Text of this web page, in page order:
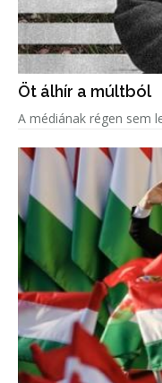
Öt álhír a múltból
A médiának régen sem